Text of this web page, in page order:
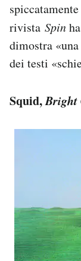
rivista Spin
dimostra
dei testi
Squid,Bright